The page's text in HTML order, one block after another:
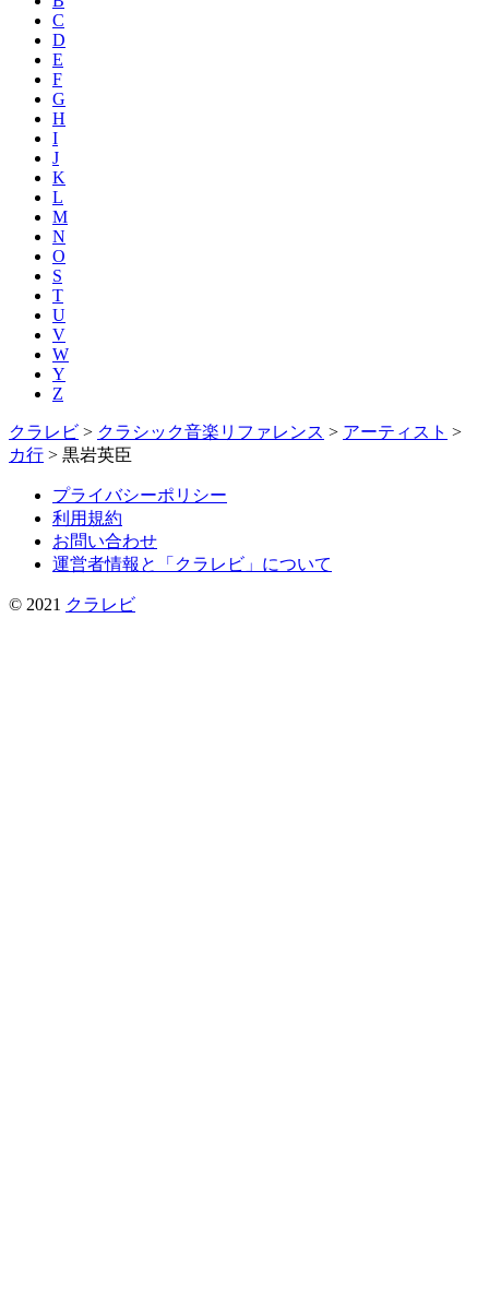
C
D
E
F
G
H
I
J
K
L
M
N
O
S
T
U
V
W
Y
Z
クラレビ > クラシック音楽リファレンス > アーティスト >
カ行 > 黒岩英臣
プライバシーポリシー
利用規約
お問い合わせ
運営者情報と「クラレビ」について
© 2021 クラレビ